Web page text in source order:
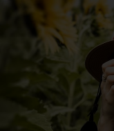
springen